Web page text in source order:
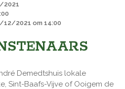
2021
2021 om 14:00
Demedtshuis lokale
Sint-Baafs-Vijve of Ooigem de